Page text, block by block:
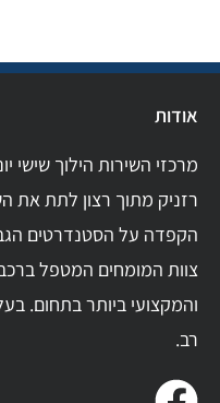
אודות
רזניק מתוך רצון לתת את
הקפדה על הסטנדרטים
צוות המומחים המטפל
והמקצועי ביותר בתחום.
רב.